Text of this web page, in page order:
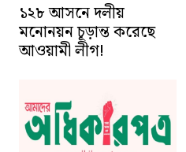
১২৮ আসনে দলীয়
মনোনয়ন চূড়ান্ত করেছে
আওয়ামী লীগ!